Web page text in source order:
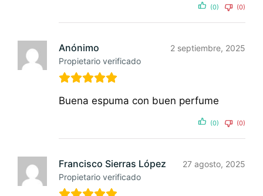
(0) (0)
Anónimo
Propietario verificado
2 septiembre, 2025
Buena espuma con buen perfume
(0) (0)
Francisco Sierras López
Propietario verificado
27 agosto, 2025